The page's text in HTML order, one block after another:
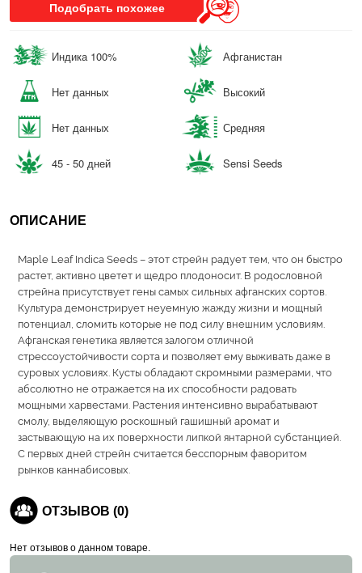
Подобрать похожее
Индика 100% Афганистан
Нет данных Высокий
Нет данных Средняя
45 - 50 дней Sensi Seeds
ОПИСАНИЕ
Maple Leaf Indica Seeds – этот стрейн радует тем, что он быстро
растет, активно цветет и щедро плодоносит. В родословной
стрейна присутствует гены самых сильных афганских сортов.
Культура демонстрирует неуемную жажду жизни и мощный
потенциал, сломить которые не под силу внешним условиям.
Афганская генетика является залогом отличной
стрессоустойчивости сорта и позволяет ему выживать даже в
суровых условиях. Кусты обладают скромными размерами, что
абсолютно не отражается на их способности радовать
мощными харвестами. Растения интенсивно вырабатывают
смолу, выделяющую роскошный гашишный аромат и
застывающую на их поверхности липкой янтарной субстанцией.
С первых дней стрейн считается бесспорным фаворитом
рынков каннабисовых.
ОТЗЫВОВ (0)
Нет отзывов о данном товаре.